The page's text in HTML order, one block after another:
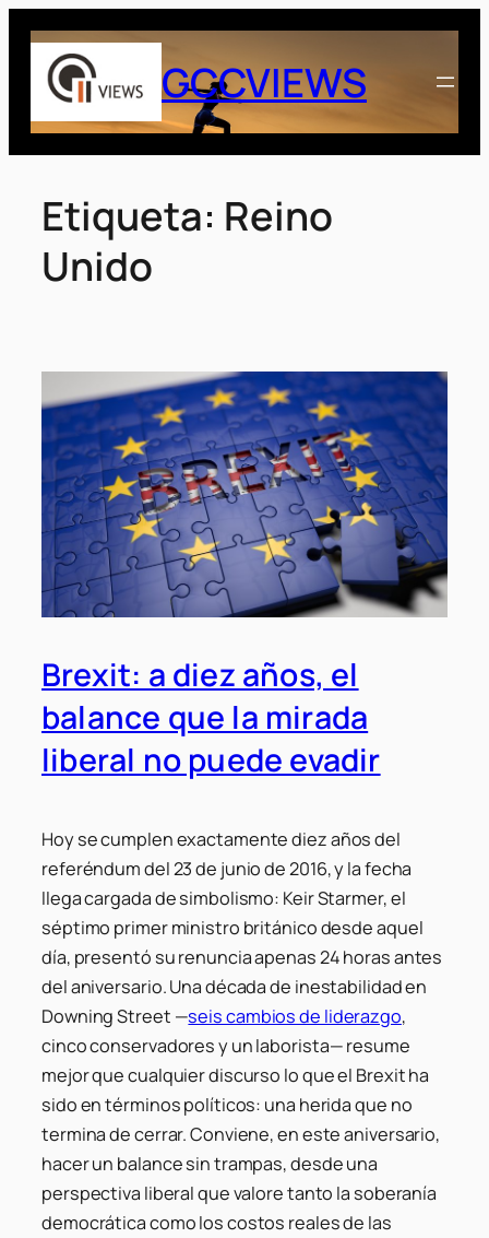
Saltar
contenido
GCCVIEWS
Etiqueta: Reino
Unido
Brexit: a diez años, el
balance que la mirada
liberal no puede evadir
Hoy se cumplen exactamente diez años del
referéndum del 23 de junio de 2016, y la fecha
llega cargada de simbolismo: Keir Starmer, el
séptimo primer ministro británico desde aquel
día, presentó su renuncia apenas 24 horas antes
del aniversario. Una década de inestabilidad en
Downing Street —seis cambios de liderazgo,
cinco conservadores y un laborista— resume
mejor que cualquier discurso lo que el Brexit ha
sido en términos políticos: una herida que no
termina de cerrar. Conviene, en este aniversario,
hacer un balance sin trampas, desde una
perspectiva liberal que valore tanto la soberanía
democrática como los costos reales de las